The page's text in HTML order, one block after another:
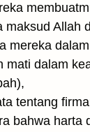
maksud Allah
mereka
mati dalam
tentang
bahwa harta